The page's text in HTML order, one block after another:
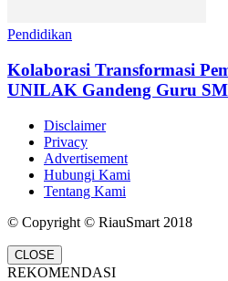
Pendidikan
Kolaborasi Transformasi
UNILAK Gandeng Guru
Disclaimer
Privacy
Advertisement
Hubungi Kami
Tentang Kami
© Copyright © RiauSmart 2018
CLOSE
REKOMENDASI